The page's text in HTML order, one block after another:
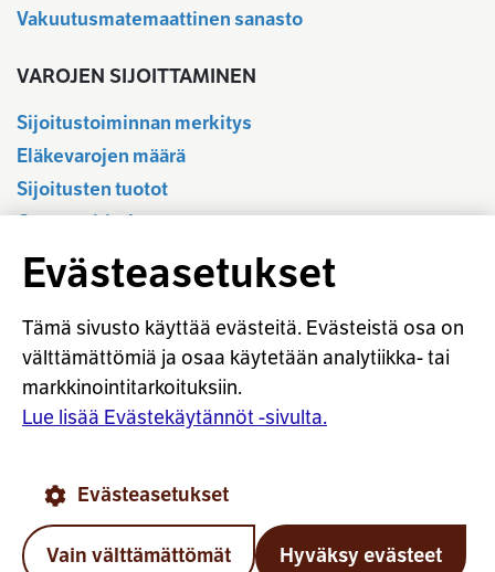
Vakuutusmatemaattinen sanasto
VAROJEN SIJOITTAMINEN
Sijoitustoiminnan merkitys
Eläkevarojen määrä
Sijoitusten tuotot
Osavuositiedot
Tilastotietokanta
Sijoitustoiminnan sääntely
Vastuullinen sijoittaminen
Sijoitussanasto
Osaketuoton ennakointi
Evästekäytännöt
Evästeasetukset
Tämä sivusto käyttää evästeitä. Evästeistä osa on
välttämättömiä ja osaa käytetään analytiikka- tai
markkinointitarkoituksiin.
Lue lisää Evästekäytännöt -sivulta.
Evästeasetukset
Vain välttämättömät Hyväksy evästeet